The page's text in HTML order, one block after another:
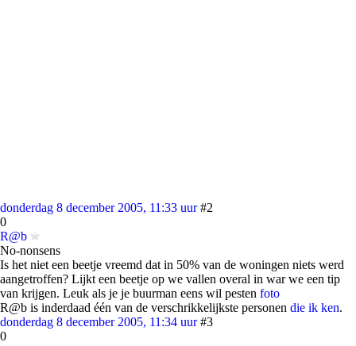
donderdag 8 december 2005, 11:33 uur #2
0
R@b
No-nonsens
Is het niet een beetje vreemd dat in 50% van de woningen niets werd
aangetroffen? Lijkt een beetje op we vallen overal in war we een tip
van krijgen. Leuk als je je buurman eens wil pesten foto
R@b is inderdaad één van de verschrikkelijkste personen die ik ken.
donderdag 8 december 2005, 11:34 uur #3
0